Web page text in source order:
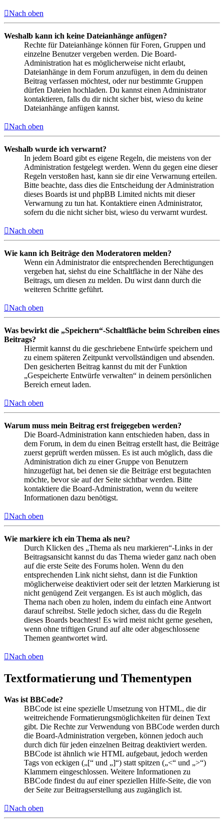
Nach oben
Weshalb kann ich keine Dateianhänge anfügen?
Rechte für Dateianhänge können für Foren, Gruppen und
einzelne Benutzer vergeben werden. Die Board-
Administration hat es möglicherweise nicht erlaubt,
Dateianhänge in dem Forum anzufügen, in dem du deinen
Beitrag verfassen möchtest, oder nur bestimmte Gruppen
dürfen Dateien hochladen. Du kannst einen Administrator
kontaktieren, falls du dir nicht sicher bist, wieso du keine
Dateianhänge anfügen kannst.
Nach oben
Weshalb wurde ich verwarnt?
In jedem Board gibt es eigene Regeln, die meistens von der
Administration festgelegt werden. Wenn du gegen eine dieser
Regeln verstoßen hast, kann sie dir eine Verwarnung erteilen.
Bitte beachte, dass dies die Entscheidung der Administration
dieses Boards ist und phpBB Limited nichts mit dieser
Verwarnung zu tun hat. Kontaktiere einen Administrator,
sofern du die nicht sicher bist, wieso du verwarnt wurdest.
Nach oben
Wie kann ich Beiträge den Moderatoren melden?
Wenn ein Administrator die entsprechenden Berechtigungen
vergeben hat, siehst du eine Schaltfläche in der Nähe des
Beitrags, um diesen zu melden. Du wirst dann durch die
weiteren Schritte geführt.
Nach oben
Was bewirkt die „Speichern“-Schaltfläche beim Schreiben eines
Beitrags?
Hiermit kannst du die geschriebene Entwürfe speichern und
zu einem späteren Zeitpunkt vervollständigen und absenden.
Den gesicherten Beitrag kannst du mit der Funktion
„Gespeicherte Entwürfe verwalten“ in deinem persönlichen
Bereich erneut laden.
Nach oben
Warum muss mein Beitrag erst freigegeben werden?
Die Board-Administration kann entschieden haben, dass in
dem Forum, in dem du einen Beitrag erstellt hast, die Beiträge
zuerst geprüft werden müssen. Es ist auch möglich, dass die
Administration dich zu einer Gruppe von Benutzern
hinzugefügt hat, bei denen sie die Beiträge erst begutachten
möchte, bevor sie auf der Seite sichtbar werden. Bitte
kontaktiere die Board-Administration, wenn du weitere
Informationen dazu benötigst.
Nach oben
Wie markiere ich ein Thema als neu?
Durch Klicken des „Thema als neu markieren“-Links in der
Beitragsansicht kannst du das Thema wieder ganz nach oben
auf die erste Seite des Forums holen. Wenn du den
entsprechenden Link nicht siehst, dann ist die Funktion
möglicherweise deaktiviert oder seit der letzten Markierung ist
nicht genügend Zeit vergangen. Es ist auch möglich, das
Thema nach oben zu holen, indem du einfach eine Antwort
darauf schreibst. Stelle jedoch sicher, dass du die Regeln
dieses Boards beachtest! Es wird meist nicht gerne gesehen,
wenn ohne triftigen Grund auf alte oder abgeschlossene
Themen geantwortet wird.
Nach oben
Textformatierung und Thementypen
Was ist BBCode?
BBCode ist eine spezielle Umsetzung von HTML, die dir
weitreichende Formatierungsmöglichkeiten für deinen Text
gibt. Die Rechte zur Verwendung von BBCode werden durch
die Board-Administration vergeben, können jedoch auch
durch dich für jeden einzelnen Beitrag deaktiviert werden.
BBCode ist ähnlich wie HTML aufgebaut, jedoch werden
Tags von eckigen („[“ und „]“) statt spitzen („<“ und „>“)
Klammern eingeschlossen. Weitere Informationen zu
BBCode findest du auf einer speziellen Hilfe-Seite, die von
der Seite zur Beitragserstellung aus zugänglich ist.
Nach oben